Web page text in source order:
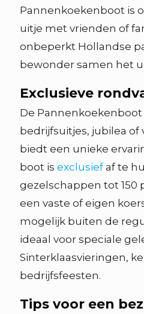
Pannenkoekenboot is
uitje met vrienden of
onbeperkt Hollandse
bewonder samen het
Exclusieve
De
bedrijfsuitjes, jubilea of
biedt een unieke
boot is exclusiefaf te
gezelschappen tot 150
een vaste of eigen
mogelijk buiten de
ideaal voor speciale
Sinterklaasvieringen,
bedrijfsfeesten.
Tips voor een